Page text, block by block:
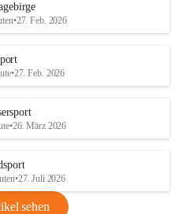
•27. Feb. 2026
•27. Feb. 2026
•26. März 2026
•27. Juli 2026
sehen